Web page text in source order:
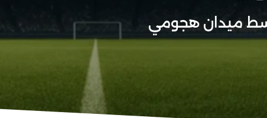
ميدان هجومي